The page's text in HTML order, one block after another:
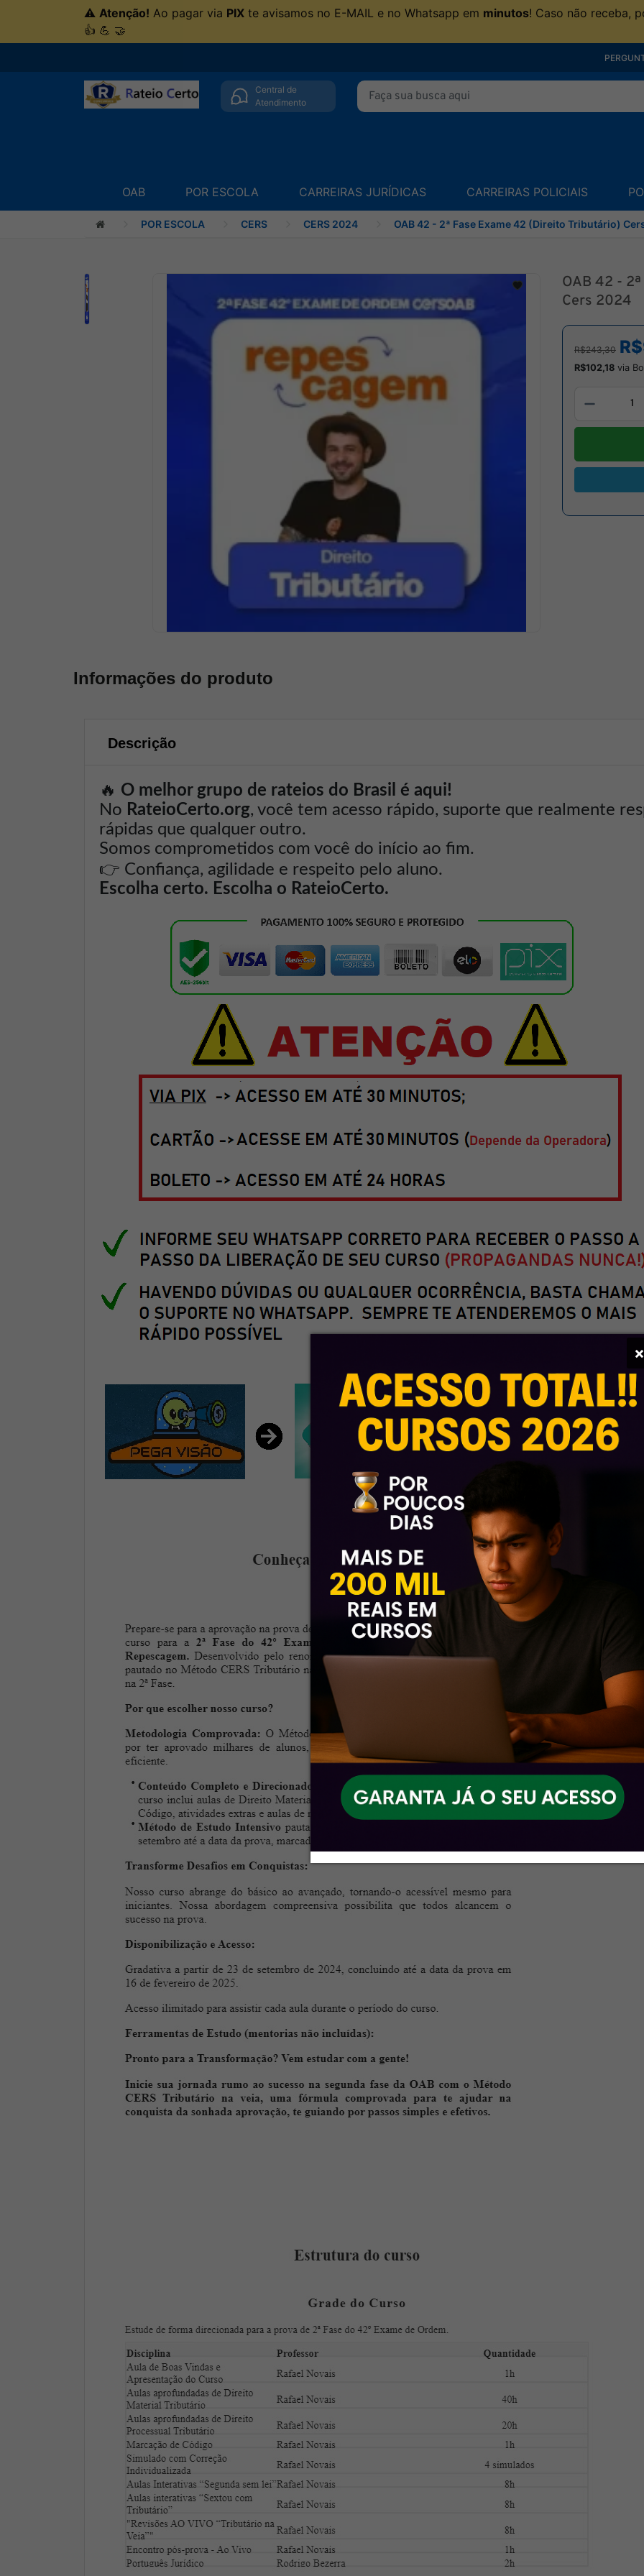
⚠ Atenção! Ao pagar via PIX te avisamos no E-MAIL e no Whatsapp em minutos! Caso não receba,
👍 💪 🤝
Central de
Atendimento
OAB POR ESCOLA CARREIRAS JURÍDICAS CARREIRAS POLICIAIS
POR ESCOLA CERS CERS 2024 OAB 42 - 2ª Fase Exame 42 (Direito Tributário)
OAB 42 -
Cers 2024
R$243,30
R$102,18via
Informações do produto
Descrição
🔥 O melhor grupo de rateios do Brasil é aqui!
No RateioCerto.org, você tem acesso rápido, suporte que realmente
rápidas que qualquer outro.
Somos comprometidos com você do início ao fim.
👉 Confiança, agilidade e respeito pelo aluno.
Escolha certo. Escolha o RateioCerto.
×